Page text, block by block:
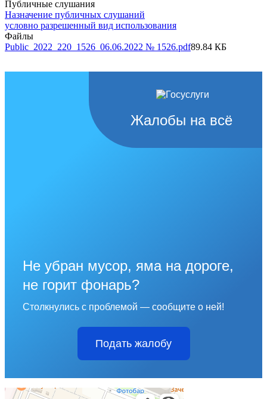
Публичные слушания
Назначение публичных слушаний
условно разрешенный вид использования
Файлы
Public_2022_220_1526_06.06.2022 № 1526.pdf89.84 КБ
Жалобы на всё
Не убран мусор, яма на дороге,
не горит фонарь?
Столкнулись с проблемой — сообщите о ней!
Подать жалобу